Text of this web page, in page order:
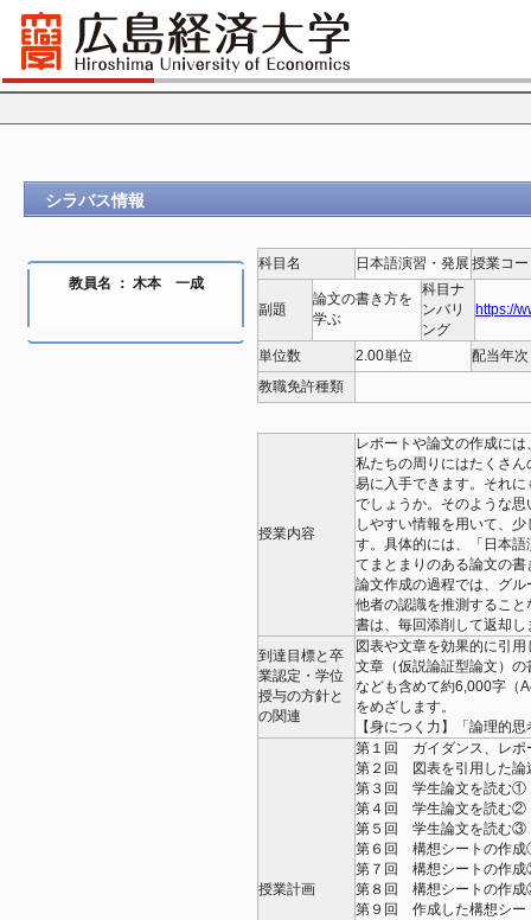
シラバス情報
教員名 ： 木本 一成
科目名 日本語演習・発展 授業コ
副題
論文の書き方を
学ぶ
科目ナ
ンバリ
ング
https://
単位数 2.00単位
配当年次
教職免許種類
授業内容
レポートや論文の作成に
私たちの周りにはたくさ
易に入手できます。それ
でしょうか。そのような
しやすい情報を用いて、
す。具体的には、「日本
てまとまりのある論文の
論文作成の過程では、グ
他者の認識を推測するこ
書は、毎回添削して返却
到達目標と卒
業認定・学位
授与の方針と
の関連
図表や文章を効果的に引
文章（仮説論証型論文）
なども含めて約6,000字（
をめざします。
【身につく力】「論理的
授業計画
第１回 ガイダンス、レポ
第２回 図表を引用した論
第３回 学生論文を読む
第４回 学生論文を読む
第５回 学生論文を読む
第６回 構想シートの作
第７回 構想シートの作
第８回 構想シートの作
第９回 作成した構想シー